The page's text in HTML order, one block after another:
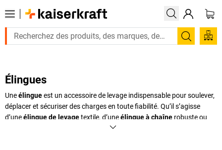
Élingues
Uneélingueest un accessoire de levage indispensable pour soulever,
déplacer et sécuriser des charges en toute fiabilité. Qu’il s’agisse
d’uneélingue de levagetextile, d’uneélingue à chaîne robuste ou
d’une sangle plate, chaque modèle répond à des besoins spécifiques